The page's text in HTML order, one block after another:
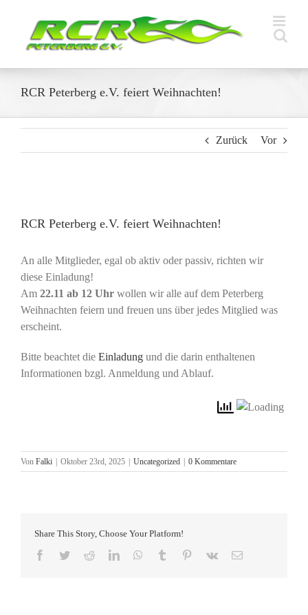
springen
RCR Peterberg e.V. feiert Weihnachten!
Zurück Vor
grösseres
RCR Peterberg e.V. feiert Weihnachten!
An alle Mitglieder, egal ob aktiv oder passiv, richten wir
diese Einladung!
Am 22.11 ab 12 Uhr wollen wir alle auf dem Peterberg
Weihnachten feiern und freuen uns über jedes Mitglied was
erscheint.
Bitte beachtet die Einladung und die darin enthaltenen
Informationen bzgl. Anmeldung und Ablauf.
Von Falki Oktober 23rd, 2025 Uncategorized 0 Kommentare
Share This Story, Choose Your Platform!
Facebook
TwitterRedditLinkedInWhatsApp
Tumblr Pinterest
Vk
E-